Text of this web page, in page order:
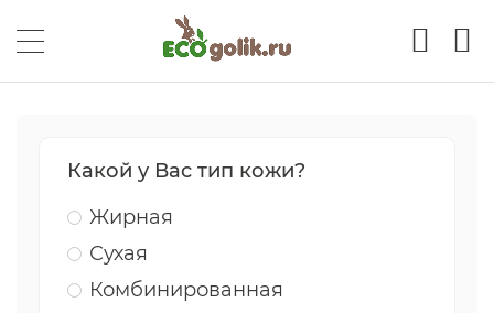
Какой у Вас тип кожи?
Жирная
Сухая
Комбинированная